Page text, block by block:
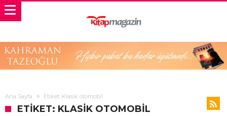
Ana Sayfa Etiket: Klasik otomobil
ETIKET: KLASIK OTOMOBIL